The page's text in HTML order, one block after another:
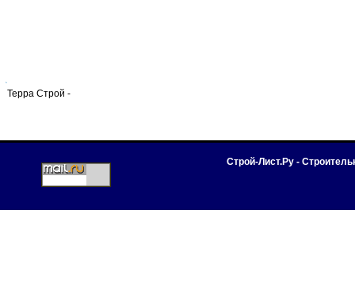
Терра Строй -
Строй-Лист.Ру -